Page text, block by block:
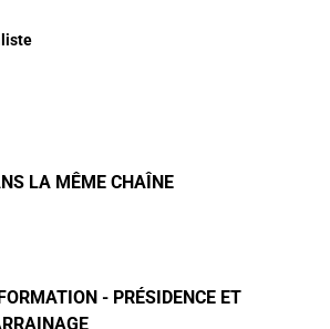
LA MÊME CHAÎNE
- PRÉSIDENCE ET